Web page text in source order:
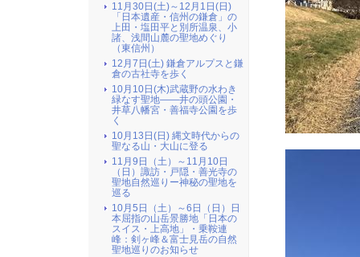
11月30日(土)～12月1日(日)
「日本遺産・信州の鎌倉」の
上田・塩田平と別所温泉、小
諸、浅間山麓の聖地めぐり
（東信州）
12月7日(土) 鎌倉アルプスと鎌
倉の古社寺を歩く
10月10日(木)武蔵野の水わき
緑なす聖地――井の頭公園・
井草八幡宮・善福寺公園を歩
く
10月13日(日) 縄文時代からの
聖なる山・大山に登る
11月9日（土）～11月10日
（日）諏訪・戸隠・善光寺の
聖地自然巡りー神秘の聖地を
巡る
10月5日（土）～6日（日）日
本屈指の山岳景勝地「日本の
スイス・上高地」・乗鞍連
峰：剣ヶ峰＆富士見岳の自然
聖地巡りのお知らせ